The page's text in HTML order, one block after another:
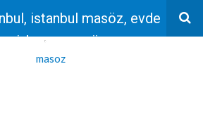
istanbul masöz, evde
bayan masöz
'